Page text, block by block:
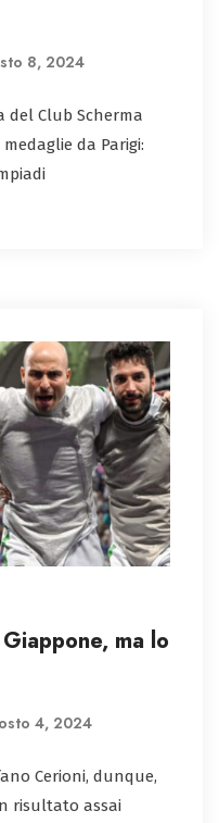
8, 2024
del Club Scherma
da Parigi:
ma lo
4, 2024
Cerioni, dunque,
risultato assai